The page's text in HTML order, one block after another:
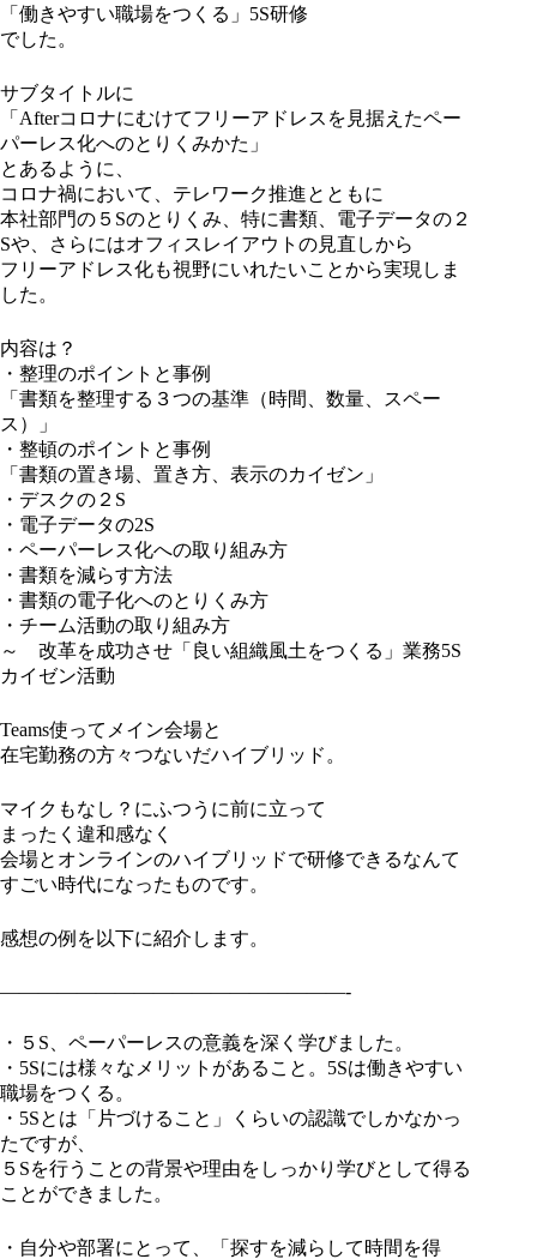
「働きやすい職場をつくる」5S研修
でした。
サブタイトルに
「Afterコロナにむけてフリーアドレスを見据えたペー
パーレス化へのとりくみかた」
とあるように、
コロナ禍において、テレワーク推進とともに
本社部門の５Sのとりくみ、特に書類、電子データの２
Sや、さらにはオフィスレイアウトの見直しから
フリーアドレス化も視野にいれたいことから実現しま
した。
内容は？
・整理のポイントと事例
「書類を整理する３つの基準（時間、数量、スペー
ス）」
・整頓のポイントと事例
「書類の置き場、置き方、表示のカイゼン」
・デスクの２S
・電子データの2S
・ペーパーレス化への取り組み方
・書類を減らす方法
・書類の電子化へのとりくみ方
・チーム活動の取り組み方
～ 改革を成功させ「良い組織風土をつくる」業務5S
カイゼン活動
Teams使ってメイン会場と
在宅勤務の方々つないだハイブリッド。
マイクもなし？にふつうに前に立って
まったく違和感なく
会場とオンラインのハイブリッドで研修できるなんて
すごい時代になったものです。
感想の例を以下に紹介します。
——————————————————-
・５S、ペーパーレスの意義を深く学びました。
・5Sには様々なメリットがあること。5Sは働きやすい
職場をつくる。
・5Sとは「片づけること」くらいの認識でしかなかっ
たですが、
５Sを行うことの背景や理由をしっかり学びとして得る
ことができました。
・自分や部署にとって、「探すを減らして時間を得